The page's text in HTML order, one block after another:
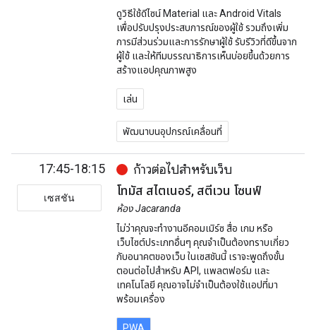
ดูวิธีใช้ดีไซน์ Material และ Android Vitals
เพื่อปรับปรุงประสบการณ์ของผู้ใช้ รวมถึงเพิ่ม
การมีส่วนร่วมและการรักษาผู้ใช้ รับรีวิวที่ดีขึ้นจาก
ผู้ใช้ และให้ทีมบรรณาธิการเห็นบ่อยขึ้นด้วยการ
สร้างแอปคุณภาพสูง
เล่น
พัฒนาบนอุปกรณ์เคลื่อนที่
17:45-18:15
เซสชัน
ก้าวต่อไปสำหรับเว็บ
โทมัส สไตเนอร์, สตีเวน โซนฟ์
ห้อง Jacaranda
ไม่ว่าคุณจะทำงานอีคอมเมิร์ซ สื่อ เกม หรือ
เว็บไซต์ประเภทอื่นๆ คุณจำเป็นต้องทราบเกี่ยว
กับอนาคตของเว็บ ในเซสชันนี้ เราจะพูดถึงขั้น
ตอนต่อไปสำหรับ API, แพลตฟอร์ม และ
เทคโนโลยี คุณอาจไม่จำเป็นต้องใช้แอปที่มา
พร้อมเครื่อง